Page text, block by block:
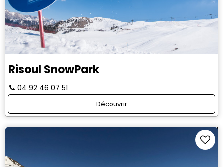
Risoul SnowPark
04 92 46 07 51
Découvrir